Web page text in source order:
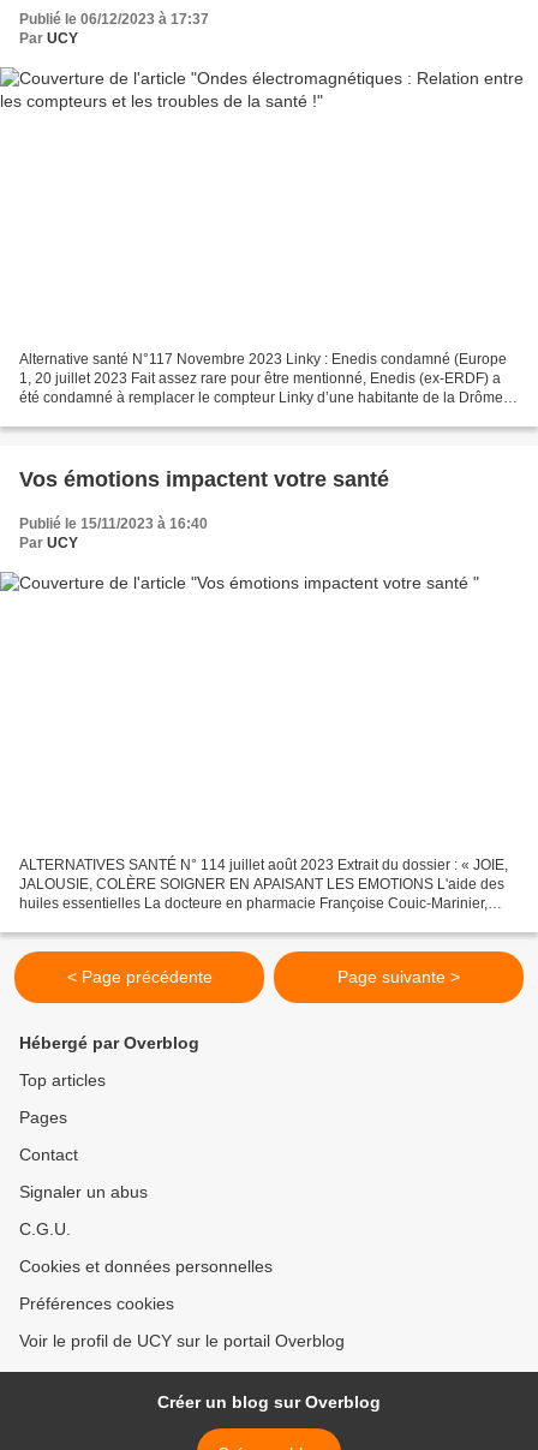
Publié le 06/12/2023 à 17:37
Par UCY
Alternative santé N°117 Novembre 2023 Linky : Enedis condamné (Europe
1, 20 juillet 2023 Fait assez rare pour être mentionné, Enedis (ex-ERDF) a
été condamné à remplacer le compteur Linky d’une habitante de la Drôme
Vos émotions impactent votre santé
Publié le 15/11/2023 à 16:40
Par UCY
ALTERNATIVES SANTÉ N° 114 juillet août 2023 Extrait du dossier : « JOIE,
JALOUSIE, COLÈRE SOIGNER EN APAISANT LES EMOTIONS L'aide des
huiles essentielles La docteure en pharmacie Françoise Couic-Marinier,
< Page précédente Page suivante >
Hébergé par Overblog
Top articles
Pages
Contact
Signaler un abus
C.G.U.
Cookies et données personnelles
Préférences cookies
Voir le profil de UCY sur le portail Overblog
Créer un blog sur Overblog